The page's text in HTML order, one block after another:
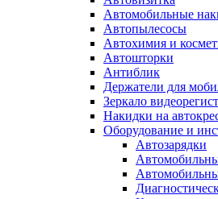
Автомобильные
Автопылесосы
Автохимия и
Автошторки
Антиблик
Держатели для
Зеркало
Накидки на
Оборудование и
Автозарядки